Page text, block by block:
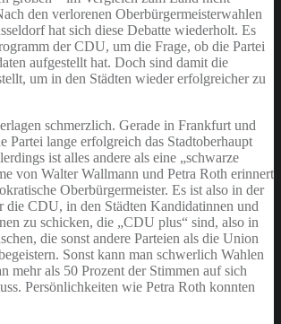
den verlorenen Oberbürgermeisterwahlen
hat sich diese Debatte wiederholt. Es
der CDU, um die Frage, ob die Partei
aufgestellt hat. Doch sind damit die
um in den Städten wieder erfolgreicher zu
schmerzlich. Gerade in Frankfurt und
Partei lange erfolgreich das Stadtoberhaupt
ist alles andere als eine „schwarze
von Walter Wallmann und Petra Roth erinnert
Oberbürgermeister. Es ist also in der
die CDU, in den Städten Kandidatinnen und
zu schicken, die „CDU plus“ sind, also in
die sonst andere Parteien als die Union
Sonst kann man schwerlich Wahlen
mehr als 50 Prozent der Stimmen auf sich
Persönlichkeiten wie Petra Roth konnten